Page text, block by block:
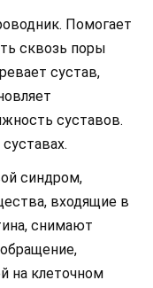
Помогает
сквозь поры
сустав,
суставов.
синдром,
входящие в
снимают
на клеточном